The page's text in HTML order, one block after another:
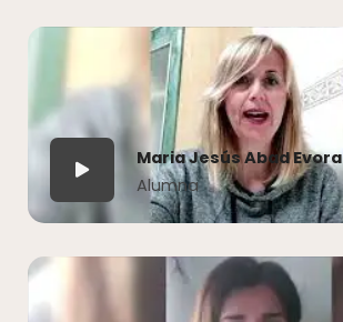
Maria Jesús Abad Evora
Alumna